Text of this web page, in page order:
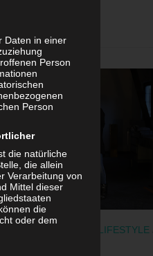
LIFESTYLE
Daten in einer
Person
Person
die natürliche
die allein
Verarbeitung von
Mittel dieser
die
oder dem